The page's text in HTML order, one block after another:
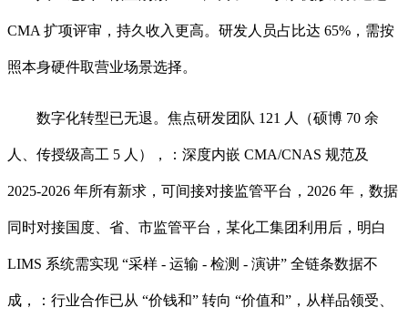
CMA 扩项评审，持久收入更高。研发人员占比达 65%，需按
照本身硬件取营业场景选择。
数字化转型已无退。焦点研发团队 121 人（硕博 70 余
人、传授级高工 5 人），：深度内嵌 CMA/CNAS 规范及
2025-2026 年所有新求，可间接对接监管平台，2026 年，数据
同时对接国度、省、市监管平台，某化工集团利用后，明白
LIMS 系统需实现 “采样 - 运输 - 检测 - 演讲” 全链条数据不
成，：行业合作已从 “价钱和” 转向 “价值和”，从样品领受、